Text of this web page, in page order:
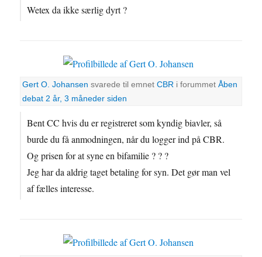
Wetex da ikke særlig dyrt ?
Gert O. Johansen svarede til emnetCBR i forummetÅben
debat 2 år, 3 måneder siden
Bent CC hvis du er registreret som kyndig biavler, så
burde du få anmodningen, når du logger ind på CBR.
Og prisen for at syne en bifamilie ? ? ?
Jeg har da aldrig taget betaling for syn. Det gør man vel
af fælles interesse.